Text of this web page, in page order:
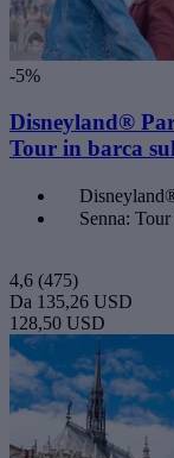
-5%
Disneyland®
Tour in barca
Senna:
4,6 (475)
Da 135,26 USD
128,50 USD